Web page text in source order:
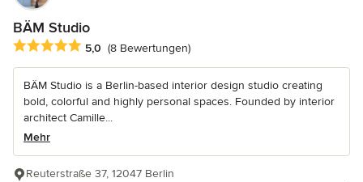
BÄM Studio
Durchschnittliche Bewertung: 5 von 5 Sternen
5,0 (8 Bewertungen)
BÄM Studio is a Berlin-based interior design studio creating
bold, colorful and highly personal spaces. Founded by interior
architect Camille...
Mehr
Reuterstraße 37, 12047 Berlin